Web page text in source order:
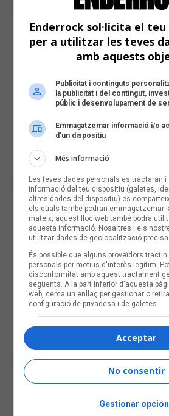
Enderrock sol·licita el
per a utilitzar les teves
amb aquests
Publicitat i continguts
la publicitat i del contingut,
públic i desenvolupament de
Emmagatzemar informació i/o
d’un dispositiu
Més informació
Les teves dades personals es tractaran i
informació del teu dispositiu (galetes,
altres dades del dispositiu) es
els quals també podran emmagatzemar-
mateix, aquest lloc web també podrà
aquesta informació. Nosaltres i els
utilitzar dades de geolocalització
És possible que alguns proveïdors
personals per motius d'interès legítim.
disconformitat amb aquest tractament
següents. A la part inferior d'aquesta
web, cerca un enllaç per gestionar o
configuració de privadesa i de galetes.
Acceptar
No consentir
Gestionar